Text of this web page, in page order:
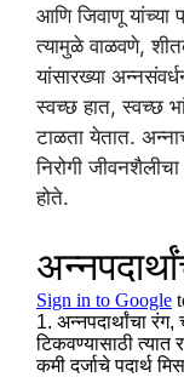
आणि जिवाणू यांच्या
त्यामुळे वाळवणे,
यांसारख्या
स्वच्छ हात, स्वच्छ
टाळता येतात.
निरोगी
होते.